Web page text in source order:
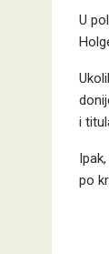
U
i
po